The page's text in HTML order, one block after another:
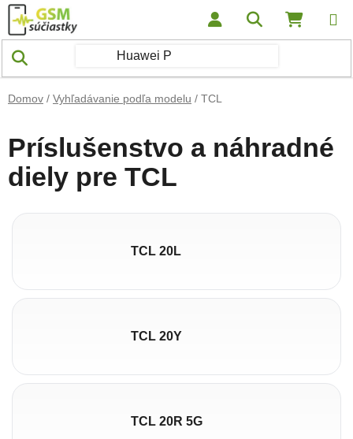
Prejsť na obsah Hľadať
Domov / Vyhľadávanie podľa modelu / TCL
Príslušenstvo a náhradné
diely pre TCL
TCL 20L
TCL 20Y
TCL 20R 5G